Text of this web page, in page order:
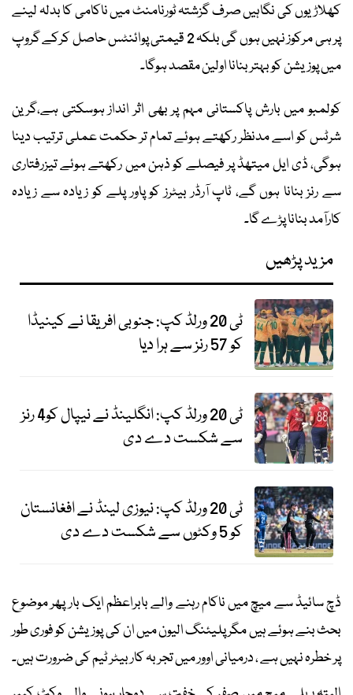
کھلاڑیوں کی نگاہیں صرف گزشتہ ٹورنامنٹ میں ناکامی کا بدلہ لینے
پر ہی مرکوز نہیں ہوں گی بلکہ 2 قیمتی پوائنٹس حاصل کرکے گروپ
میں پوزیشن کو بہتر بنانا اولین مقصد ہوگا۔
کولمبو میں بارش پاکستانی مہم پر بھی اثر انداز ہوسکتی ہے،گرین
شرٹس کو اسے مدنظر رکھتے ہوئے تمام تر حکمت عملی ترتیب دینا
ہوگی، ڈی ایل میتھڈ پر فیصلے کو ذہن میں رکھتے ہوئے تیزرفتاری
سے رنز بنانا ہوں گے، ٹاپ آرڈر بیٹرز کو پاور پلے کو زیادہ سے زیادہ
کارآمد بنانا پڑے گا۔
مزید پڑھیں
ٹی 20 ورلڈ کپ: جنوبی افریقا نے کینیڈا
کو 57 رنز سے ہرا دیا
ٹی 20 ورلڈ کپ: انگلینڈ نے نیپال کو4 رنز
سے شکست دے دی
ٹی 20 ورلڈ کپ: نیوزی لینڈ نے افغانستان
کو 5 وکٹوں سے شکست دے دی
ڈچ سائیڈ سے میچ میں ناکام رہنے والے بابراعظم ایک بار پھر موضوع
بحث بنے ہوئے ہیں مگر پلیئنگ الیون میں ان کی پوزیشن کو فوری طور
پر خطرہ نہیں ہے ، درمیانی اوور میں تجربہ کار بیٹر ٹیم کی ضرورت ہیں۔